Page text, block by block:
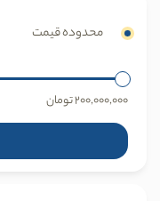
محدوده قیمت
200,000,000تومان